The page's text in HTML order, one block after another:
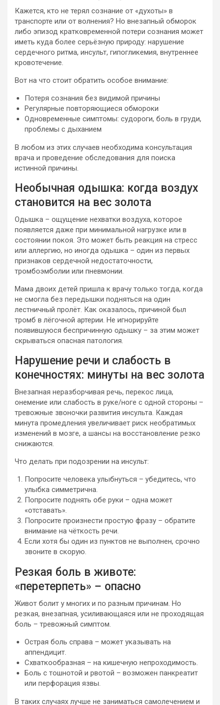
Кажется, кто не терял сознание от «духоты» в
транспорте или от волнения? Но внезапный обморок
либо эпизод кратковременной потери сознания может
иметь куда более серьёзную природу: нарушение
сердечного ритма, инсульт, гипогликемия, внутреннее
кровотечение.
Вот на что стоит обратить особое внимание:
Потеря сознания без видимой причины
Регулярные повторяющиеся обмороки
Одновременные симптомы: судороги, боль в груди,
проблемы с дыханием
В любом из этих случаев необходима консультация
врача и проведение обследования для поиска
истинной причины.
Необычная одышка: когда воздух
становится на вес золота
Одышка – ощущение нехватки воздуха, которое
появляется даже при минимальной нагрузке или в
состоянии покоя. Это может быть реакция на стресс
или аллергию, но иногда одышка – один из первых
признаков сердечной недостаточности,
тромбоэмболии или пневмонии.
Мама двоих детей пришла к врачу только тогда, когда
не смогла без передышки подняться на один
лестничный пролёт. Как оказалось, причиной был
тромб в лёгочной артерии. Не игнорируйте
появившуюся беспричинную одышку – за этим может
скрываться опасная патология.
Нарушение речи и слабость в
конечностях: минуты на вес золота
Внезапная неразборчивая речь, перекос лица,
онемение или слабость в руке/ноге с одной стороны –
тревожные звоночки развития инсульта. Каждая
минута промедления увеличивает риск необратимых
изменений в мозге, а шансы на восстановление резко
снижаются.
Что делать при подозрении на инсульт:
Попросите человека улыбнуться – убедитесь, что
улыбка симметрична.
Попросите поднять обе руки – одна может
«отставать».
Попросите произнести простую фразу – обратите
внимание на чёткость речи.
Если хотя бы один из пунктов не выполнен, срочно
звоните в скорую.
Резкая боль в животе:
«перетерпеть» – опасно
Живот болит у многих и по разным причинам. Но
резкая, внезапная, усиливающаяся или не проходящая
боль – тревожный симптом.
Острая боль справа – может указывать на
аппендицит.
Схваткообразная – на кишечную непроходимость.
Боль с тошнотой и рвотой – возможен панкреатит
или перфорация язвы.
В таких случаях лучше не заниматься самолечением и